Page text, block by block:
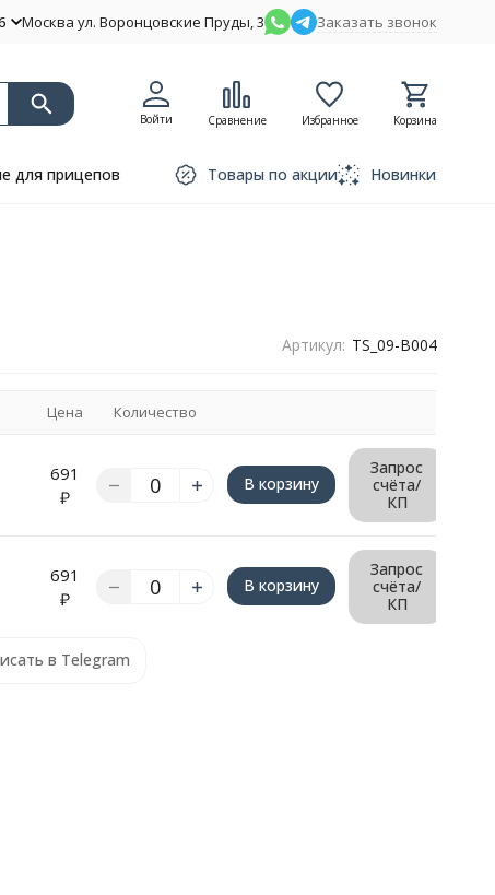
Москва ул. Воронцовские Пруды, 3 Заказать звонок
Войти Сравнение Избранное Корзина
для прицепов Товары по акции Новинки
Артикул: TS_09-B004
Цена Количество
691
₽
В корзину
Запрос
счёта/
КП
691
₽
В корзину
Запрос
счёта/
КП
в Telegram